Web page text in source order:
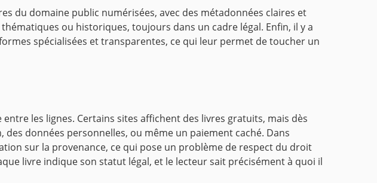
du domaine public numérisées, avec des métadonnées claires et
ou historiques, toujours dans un cadre légal. Enfin, il y a
spécialisées et transparentes, ce qui leur permet de toucher un
les lignes. Certains sites affichent des livres gratuits, mais dès
données personnelles, ou même un paiement caché. Dans
sur la provenance, ce qui pose un problème de respect du droit
livre indique son statut légal, et le lecteur sait précisément à quoi il